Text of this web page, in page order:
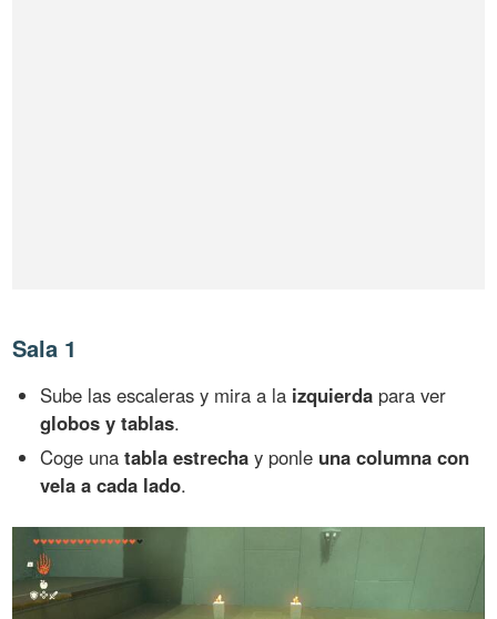
Sala 1
Sube las escaleras y mira a la izquierda para ver
globos y tablas.
Coge unatabla estrecha y ponle una columna con
vela a cada lado.